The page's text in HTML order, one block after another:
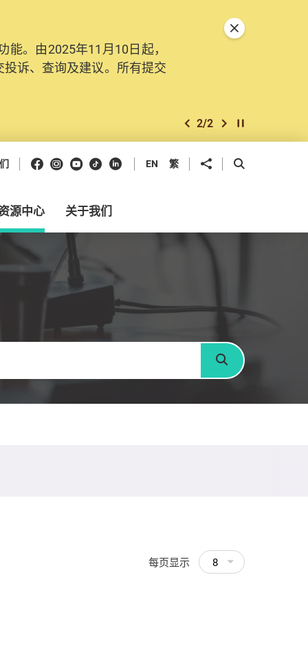
。由2025年11月10日起，
诉、查询及建议。所有提交
上一个
2/2 下一个开始/暂停幻灯
关闭特別通告
Facebook
Instagram
Youtube
抖音领英 EN 繁 分享到 开启搜寻框
源中心 关于我们
搜寻
每页显示 8